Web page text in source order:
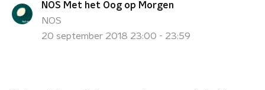
NOS Met het Oog op Morgen
NOS
20 september 2018 23:00 - 23:59